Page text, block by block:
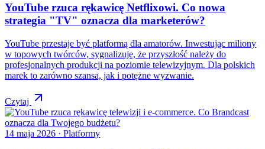
YouTube rzuca rękawicę Netflixowi. Co nowa
strategia "TV" oznacza dla marketerów?
YouTube przestaje być platformą dla amatorów. Inwestując miliony
w topowych twórców, sygnalizuje, że przyszłość należy do
profesjonalnych produkcji na poziomie telewizyjnym. Dla polskich
marek to zarówno szansa, jak i potężne wyzwanie.
Czytaj
14 maja 2026 · Platformy